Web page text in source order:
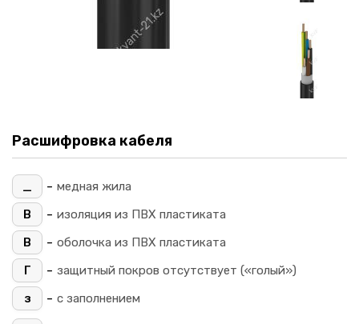
Расшифровка кабеля
_ - медная жила
В
- изоляция из ПВХ пластиката
В
- оболочка из ПВХ пластиката
Г
- защитный покров отсутствует («голый»)
з
- с заполнением